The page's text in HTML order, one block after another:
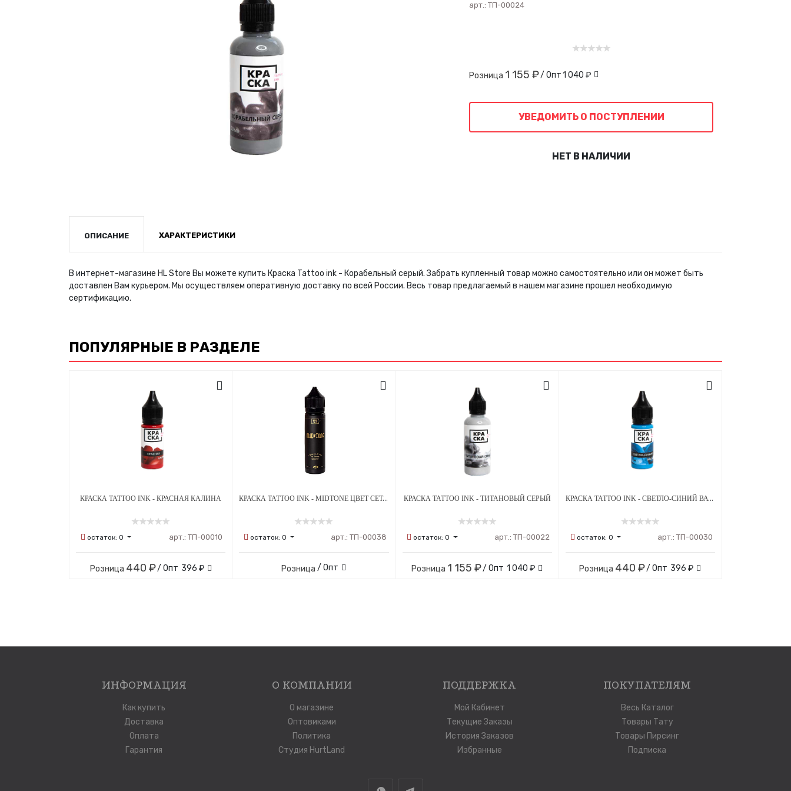
арт.: ТП-00024
Розница 1 155 ₽/ Опт1 040 ₽
УВЕДОМИТЬ О ПОСТУПЛЕНИИ
НЕТ В НАЛИЧИИ
ОПИСАНИЕ ХАРАКТЕРИСТИКИ
В интернет-магазине HL Store Вы можете купить Краска Tattoo ink - Корабельный серый. Забрать купленный товар можно самостоятельно или он может быть
доставлен Вам курьером. Мы осуществляем оперативную доставку по всей России. Весь товар предлагаемый в нашем магазине прошел необходимую
сертификацию.
ПОПУЛЯРНЫЕ В РАЗДЕЛЕ
КРАСКА TATTOO INK - КРАСНАЯ КАЛИНА
остаток: 0 арт.: ТП-00010
Розница 440 ₽/ Опт 396 ₽
КРАСКА TATTOO INK - MIDTONE ЦВЕТ СЕТА ГРЕЙВОШЕЙ А.ЛУКЬЯНОВА 60 МЛ
остаток:0 арт.: ТП-00038
Розница / Опт
КРАСКА TATTOO INK - ТИТАНОВЫЙ СЕРЫЙ
остаток:0 арт.: ТП-00022
Розница 1 155 ₽/ Опт 1 040 ₽
КРАСКА TATTOO INK - СВЕТЛО-СИНИЙ ВАСИЛЕК
остаток: 0 арт.: ТП-00030
Розница 440 ₽/ Опт 396 ₽
ИНФОРМАЦИЯ
Как купить
Доставка
Оплата
Гарантия
О КОМПАНИИ
О магазине
Оптовиками
Политика
Студия HurtLand
ПОДДЕРЖКА
Мой Кабинет
Текущие Заказы
История Заказов
Избранные
ПОКУПАТЕЛЯМ
Весь Каталог
Товары Тату
Товары Пирсинг
Подписка